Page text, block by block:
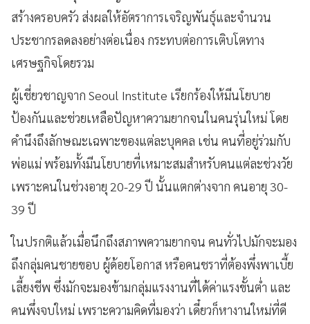
สร้างครอบครัว ส่งผลให้อัตราการเจริญพันธุ์และจำนวน
ประชากรลดลงอย่างต่อเนื่อง กระทบต่อการเติบโตทาง
เศรษฐกิจโดยรวม
ผู้เชี่ยวชาญจาก Seoul Institute เรียกร้องให้มีนโยบาย
ป้องกันและช่วยเหลือปัญหาความยากจนในคนรุ่นใหม่ โดย
คำนึงถึงลักษณะเฉพาะของแต่ละบุคคล เช่น คนที่อยู่ร่วมกับ
พ่อแม่ พร้อมทั้งมีนโยบายที่เหมาะสมสำหรับคนแต่ละช่วงวัย
เพราะคนในช่วงอายุ 20-29 ปี นั้นแตกต่างจาก คนอายุ 30-
39 ปี
ในปรกติแล้วเมื่อนึกถึงสภาพความยากจน คนทั่วไปมักจะมอง
ถึงกลุ่มคนชายขอบ ผู้ด้อยโอกาส หรือคนชราที่ต้องพึ่งพาเบี้ย
เลี้ยงชีพ ซึ่งมักจะมองข้ามกลุ่มแรงงานที่ได้ค่าแรงขั้นต่ำ และ
คนพึ่งจบใหม่ เพราะความคิดที่มองว่า เดี๋ยวก็หางานใหม่ที่ดี